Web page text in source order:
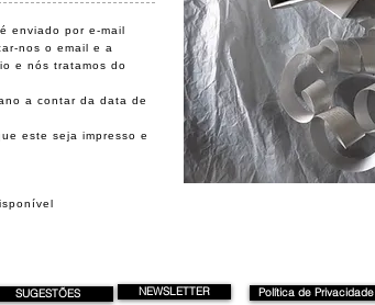
enviado por e-mail
nos o email e a
e nós tratamos do
a contar da data de
este seja impresso e
SUGESTÕES NEWSLETTER Política de Privacidade